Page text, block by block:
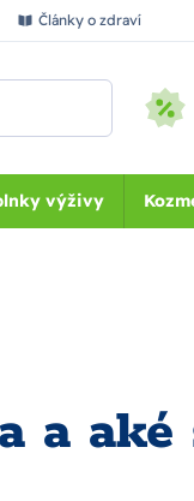
Články o zdraví
výživy
a